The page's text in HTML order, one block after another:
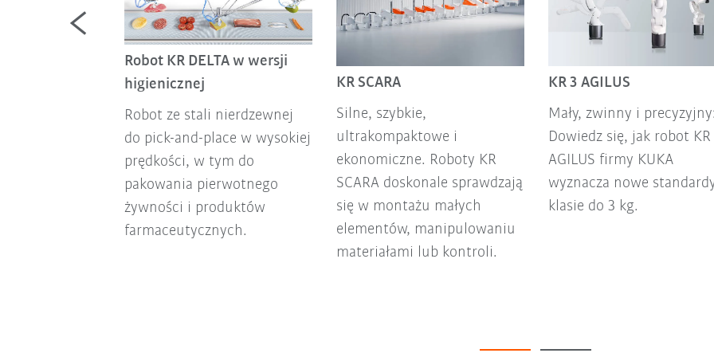
Robot KR DELTA w wersji
higienicznej
Robot ze stali nierdzewnej
do pick-and-place w wysokiej
prędkości, w tym do
pakowania pierwotnego
żywności i produktów
farmaceutycznych.
KR SCARA
Silne, szybkie,
ultrakompaktowe i
ekonomiczne. Roboty KR
SCARA doskonale sprawdzają
się w montażu małych
elementów, manipulowaniu
materiałami lub kontroli.
KR 3 AGILUS
Mały, zwinny i precyzyjny:
Dowiedz się, jak robot KR
AGILUS firmy KUKA
wyznacza nowe
klasie do 3 kg.